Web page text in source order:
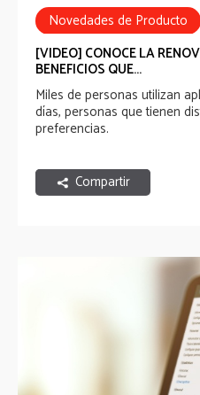
Novedades de Producto
Employee Engagement
[VIDEO] CONOCE LA
BENEFICIOS QUE...
Miles de personas utilizan
días, personas que tienen
preferencias.
Compartir